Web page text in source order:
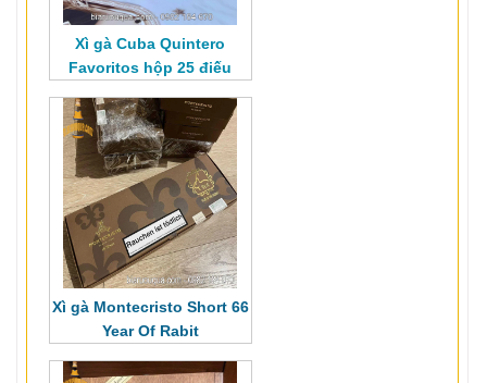
Xì gà Cuba Quintero
Favoritos hộp 25 điếu
Xì gà Montecristo Short 66
Year Of Rabit